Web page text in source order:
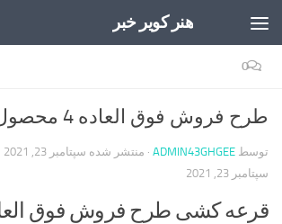
هنر کویر خبر
0
طرح فروش فوق العاده 4 محصول سایپا
توسط ADMIN43GHGEE · منتشر شده سپتامبر 23, 2021
سپتامبر 23, 2021
قرعه کشی طرح فروش فوق